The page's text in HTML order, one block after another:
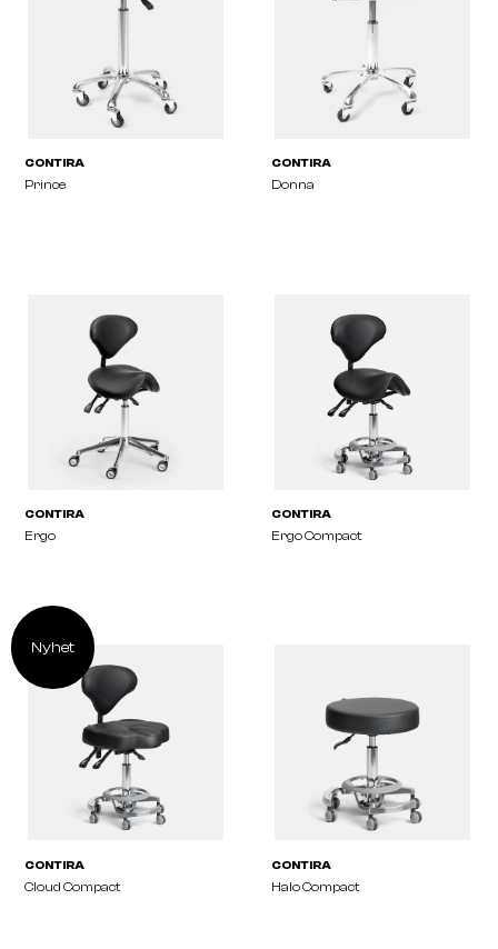
CONTIRA CONTIRA
Donna
CONTIRA
Ergo Compact
Nyhet